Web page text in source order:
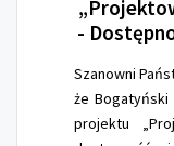
-
Szanowni
że
projektu